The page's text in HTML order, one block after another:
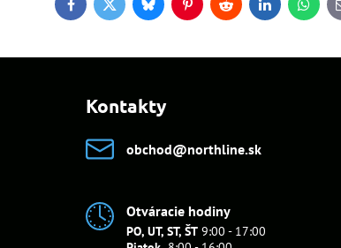
FacebookTwitterBlueskyPinterestRedditLinkedIn
Kontakty
obchod​@northline​.sk
Otváracie hodiny
PO, UT, ST, ŠT9:00 - 17:00